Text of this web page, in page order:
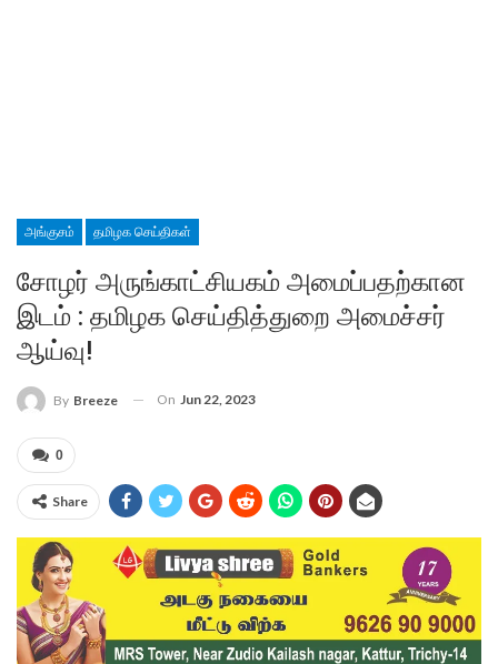
அங்குசம் தமிழக செய்திகள்
சோழர் அருங்காட்சியகம் அமைப்பதற்கான
இடம் : தமிழக செய்தித்துறை அமைச்சர்
ஆய்வு!
By Breeze On Jun 22, 2023
0
Share